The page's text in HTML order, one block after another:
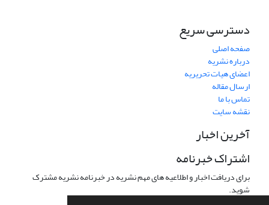
دسترسی سریع
صفحه اصلی
درباره نشریه
اعضای هیات تحریریه
ارسال مقاله
تماس با ما
نقشه سایت
آخرین اخبار
اشتراک خبرنامه
برای دریافت اخبار و اطلاعیه های مهم نشریه در خبرنامه نشریه مشترک
شوید.